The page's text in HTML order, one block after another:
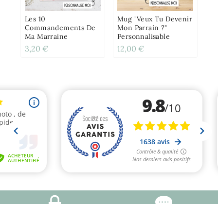
Les 10
Commandements De
Ma Marraine
3,20 €
Mug "Veux Tu Devenir
Mon Parrain ?"
Personnalisable
12,00 €